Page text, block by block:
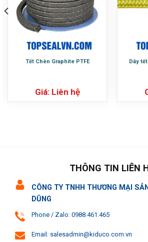
Tết Chèn Graphite PTFE
Giá: Liên hệ
Dây
THÔNG TIN LIÊN
CÔNG TY TNHH THƯƠNG MẠI
DŨNG
Phone / Zalo: 0988.461.465
Email: salesadmin@kiduco.com.vn